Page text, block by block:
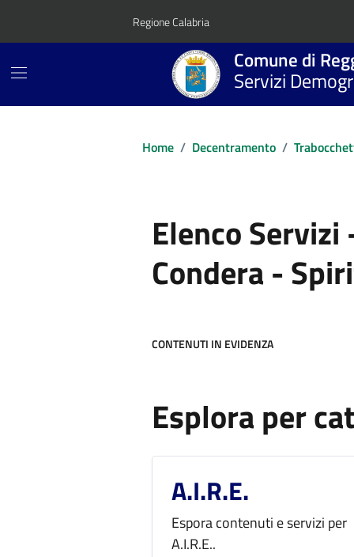
Regione Calabria
Comune di
Servizi
Home / Decentramento /
Elenco
Condera -
CONTENUTI IN EVIDENZA
Esplora per
A.I.R.E.
Espora contenuti e servizi per
A.I.R.E..